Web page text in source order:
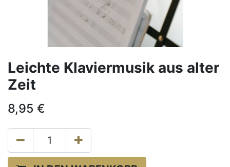
Leichte Klaviermusik aus alter
Zeit
8,95 €